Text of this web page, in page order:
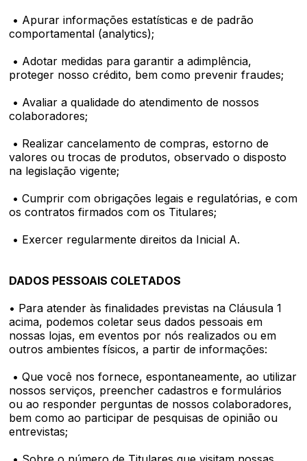
• Apurar informações estatísticas e de padrão
comportamental (analytics);
• Adotar medidas para garantir a adimplência,
proteger nosso crédito, bem como prevenir fraudes;
• Avaliar a qualidade do atendimento de nossos
colaboradores;
• Realizar cancelamento de compras, estorno de
valores ou trocas de produtos, observado o disposto
na legislação vigente;
• Cumprir com obrigações legais e regulatórias, e com
os contratos firmados com os Titulares;
• Exercer regularmente direitos da Inicial A.
DADOS PESSOAIS COLETADOS
• Para atender às finalidades previstas na Cláusula 1
acima, podemos coletar seus dados pessoais em
nossas lojas, em eventos por nós realizados ou em
outros ambientes físicos, a partir de informações:
• Que você nos fornece, espontaneamente, ao utilizar
nossos serviços, preencher cadastros e formulários
ou ao responder perguntas de nossos colaboradores,
bem como ao participar de pesquisas de opinião ou
entrevistas;